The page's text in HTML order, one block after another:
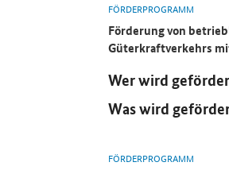
FÖRDERPROGRAMM
Förderung von
Güterkraftverkehrs
Wer wird
Was wird
FÖRDERPROGRAMM